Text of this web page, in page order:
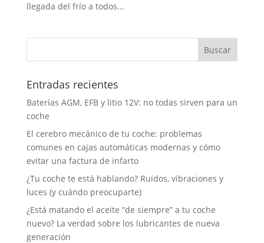
llegada del frío a todos...
Entradas recientes
Baterías AGM, EFB y litio 12V: no todas sirven para un
coche
El cerebro mecánico de tu coche: problemas
comunes en cajas automáticas modernas y cómo
evitar una factura de infarto
¿Tu coche te está hablando? Ruidos, vibraciones y
luces (y cuándo preocuparte)
¿Está matando el aceite “de siempre” a tu coche
nuevo? La verdad sobre los lubricantes de nueva
generación